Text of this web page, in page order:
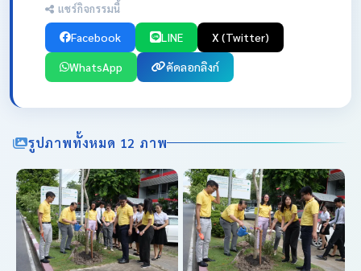
แชร์กิจกรรมนี้
Facebook LINE X (Twitter)
WhatsApp คัดลอกลิงก์
รูปภาพทั้งหมด 12 ภาพ